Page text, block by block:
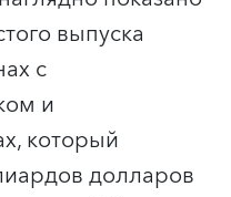
выпуска
с
и
который
долларов